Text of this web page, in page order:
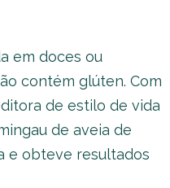
em doces ou
contém glúten. Com
de estilo de vida
de aveia de
e obteve resultados